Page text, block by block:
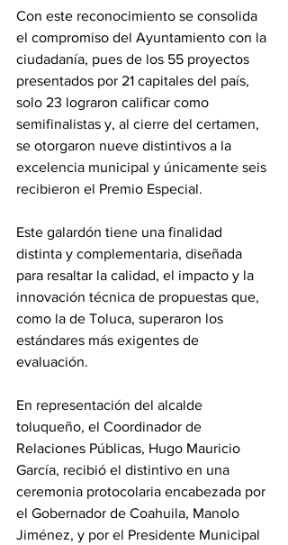
Con este reconocimiento se consolida
el compromiso del Ayuntamiento con la
ciudadanía, pues de los 55 proyectos
presentados por 21 capitales del país,
solo 23 lograron calificar como
semifinalistas y, al cierre del certamen,
se otorgaron nueve distintivos a la
excelencia municipal y únicamente seis
recibieron el Premio Especial.
Este galardón tiene una finalidad
distinta y complementaria, diseñada
para resaltar la calidad, el impacto y la
innovación técnica de propuestas que,
como la de Toluca, superaron los
estándares más exigentes de
evaluación.
En representación del alcalde
toluqueño, el Coordinador de
Relaciones Públicas, Hugo Mauricio
García, recibió el distintivo en una
ceremonia protocolaria encabezada por
el Gobernador de Coahuila, Manolo
Jiménez, y por el Presidente Municipal